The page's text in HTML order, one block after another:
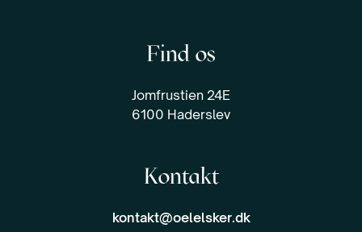
Find os
Jomfrustien 24E
6100 Haderslev
Kontakt
kontakt@oelelsker.dk